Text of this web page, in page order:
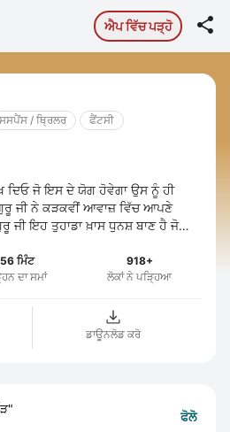
ਐਪ ਵਿੱਚ ਪੜ੍ਹੋ 
ਸਸਪੈਂਸ / ਥ੍ਰਿਲਰ ਫੈਂਟਸੀ
ਦਿਓ ਜੋ ਇਸ ਦੇ ਯੋਗ ਹੋਵੇਗਾ ਉਸ ਨੂੰ ਹੀ
ਜੀ ਨੇ ਕੜਕਵੀਂ ਆਵਾਜ਼ ਵਿੱਚ ਆਪਣੇ
ਜੀ ਇਹ ਤੁਹਾਡਾ ਖ਼ਾਸ ਧੁਨਸ਼ ਬਾਣ ਹੈ ਜੋ
56 ਮਿੰਟ
ਦਾ ਸਮਾਂ
918+
ਲੋਕਾਂ ਨੇ ਪੜ੍ਹਿਆ
ਡਾਊਨਲੋਡ ਕਰੋ
ਫੋਲੋ